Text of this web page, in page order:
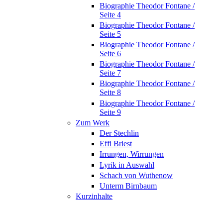
Biographie Theodor Fontane /
Seite 4
Biographie Theodor Fontane /
Seite 5
Biographie Theodor Fontane /
Seite 6
Biographie Theodor Fontane /
Seite 7
Biographie Theodor Fontane /
Seite 8
Biographie Theodor Fontane /
Seite 9
Zum Werk
Der Stechlin
Effi Briest
Irrungen, Wirrungen
Lyrik in Auswahl
Schach von Wuthenow
Unterm Birnbaum
Kurzinhalte